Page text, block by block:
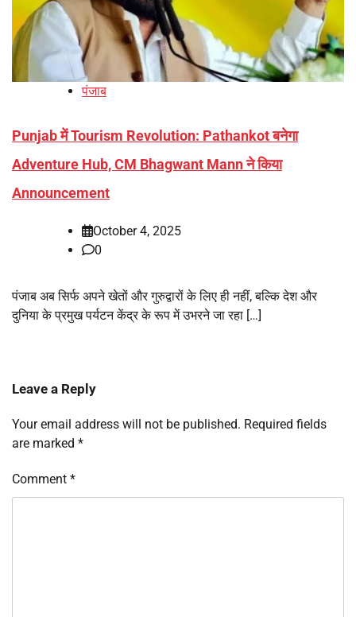
पंजाब
Punjab में Tourism Revolution: Pathankot बनेगा
Adventure Hub, CM Bhagwant Mann ने किया
Announcement
October 4, 2025
0
पंजाब अब सिर्फ अपने खेतों और गुरुद्वारों के लिए ही नहीं, बल्कि देश और
दुनिया के प्रमुख पर्यटन केंद्र के रूप में उभरने जा रहा […]
Leave a Reply
Your email address will not be published. Required fields
are marked *
Comment *